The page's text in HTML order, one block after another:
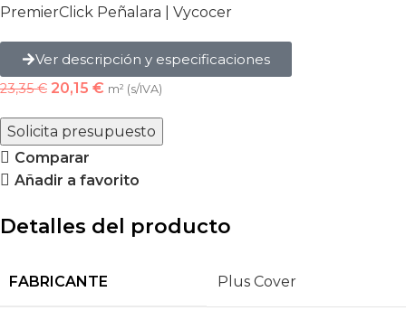
PremierClick Peñalara | Vycocer
Ver descripción y especificaciones
23,35€ 20,15 € m² (s/IVA)
Solicita presupuesto
Comparar
Añadir a favorito
Detalles del producto
FABRICANTE Plus Cover